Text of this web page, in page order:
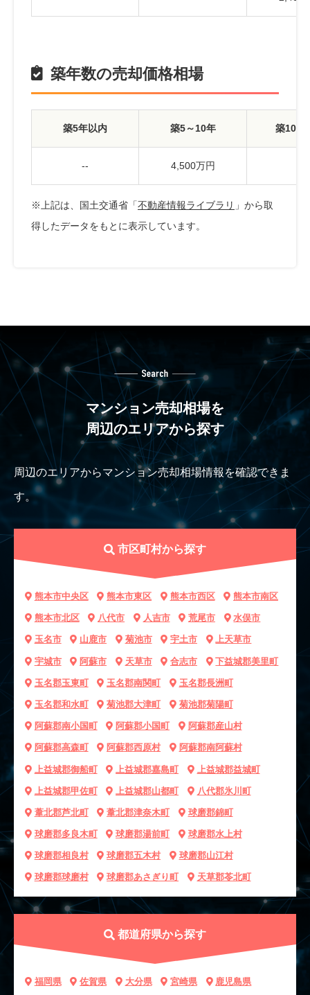
築年数の売却価格相場
築5年以内 築5～10年 築10～
-- 4,500万円
※上記は、国土交通省「不動産情報ライブラリ 」から取
得したデータをもとに表示しています。
マンション売却相場を
周辺のエリアから探す
周辺のエリアからマンション売却相場情報を確認できま
す。
市区町村から探す
熊本市中央区 熊本市東区 熊本市西区 熊本市南区
熊本市北区 八代市 人吉市 荒尾市 水俣市
玉名市 山鹿市 菊池市 宇土市 上天草市
宇城市 阿蘇市 天草市 合志市 下益城郡美里町
玉名郡玉東町 玉名郡南関町 玉名郡長洲町
玉名郡和水町 菊池郡大津町 菊池郡菊陽町
阿蘇郡南小国町 阿蘇郡小国町 阿蘇郡産山村
阿蘇郡高森町 阿蘇郡西原村 阿蘇郡南阿蘇村
上益城郡御船町 上益城郡嘉島町 上益城郡益城町
上益城郡甲佐町 上益城郡山都町 八代郡氷川町
葦北郡芦北町 葦北郡津奈木町 球磨郡錦町
球磨郡多良木町 球磨郡湯前町 球磨郡水上村
球磨郡相良村 球磨郡五木村 球磨郡山江村
球磨郡球磨村 球磨郡あさぎり町 天草郡苓北町
都道府県から探す
福岡県 佐賀県 大分県 宮崎県 鹿児島県